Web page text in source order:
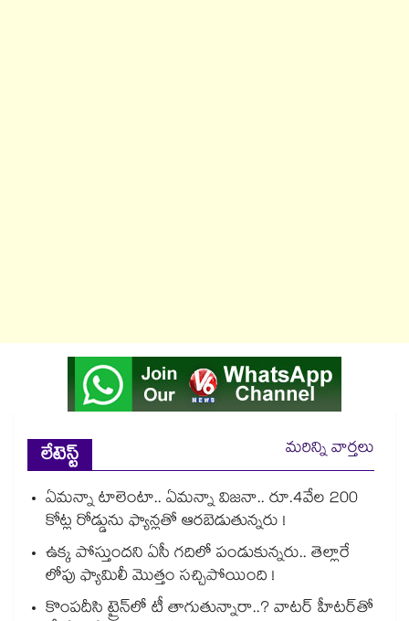
లేటెస్ట్
మరిన్ని వార్తలు
ఏమన్నా టాలెంటా.. ఏమన్నా విజనా.. రూ.4వేల 200
కోట్ల రోడ్డును ఫ్యాన్లతో ఆరబెడుతున్నరు !
ఉక్క పోస్తుందని ఏసీ గదిలో పండుకున్నరు.. తెల్లారే
లోపు ఫ్యామిలీ మొత్తం సచ్చిపోయింది !
కొంపదీసి ట్రైన్⁬లో టీ తాగుతున్నారా..? వాటర్ హీటర్⁭⁭తో